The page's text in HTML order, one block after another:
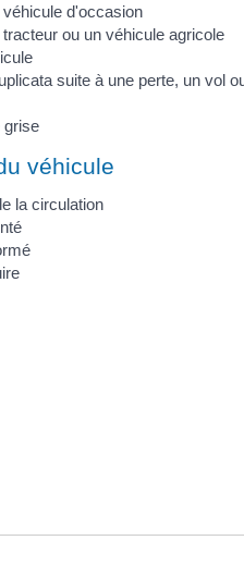
véhicule d'occasion
tracteur ou un véhicule agricole
suite à une perte, un vol
grise
véhicule
la circulation